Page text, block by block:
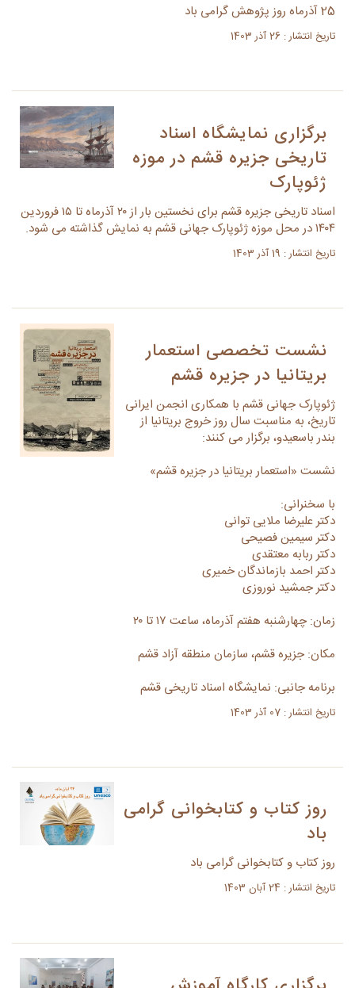
25 آذرماه روز پژوهش گرامی باد
تاریخ انتشار : 26 آذر 1403
برگزاری نمایشگاه اسناد
تاریخی جزیره قشم در موزه
ژئوپارک
اسناد تاریخی جزیره قشم برای نخستین بار از ۲۰ آذرماه تا ۱۵ فروردین
۱۴۰۴ در محل موزه ژئوپارک جهانی قشم به نمایش گذاشته می شود.
تاریخ انتشار : 19 آذر 1403
نشست تخصصی استعمار
بریتانیا در جزیره قشم
ژئوپارک جهانی قشم با همکاری انجمن ایرانی
تاریخ، به مناسبت سال روز خروج بریتانیا از
بندر باسعیدو، برگزار می کنند:
نشست «استعمار بریتانیا در جزیره قشم»
با سخنرانی:
دکتر علیرضا ملایی توانی
دکتر سیمین فصیحی
دکتر ربابه معتقدی
دکتر احمد بازماندگان خمیری
دکتر جمشید نوروزی
زمان: چهارشنبه هفتم آذرماه، ساعت ۱۷ تا ۲۰
مکان: جزیره قشم، سازمان منطقه آزاد قشم
برنامه جانبی: نمایشگاه اسناد تاریخی قشم
تاریخ انتشار : 07 آذر 1403
روز کتاب و کتابخوانی گرامی
باد
روز کتاب و کتابخوانی گرامی باد
تاریخ انتشار : 24 آبان 1403